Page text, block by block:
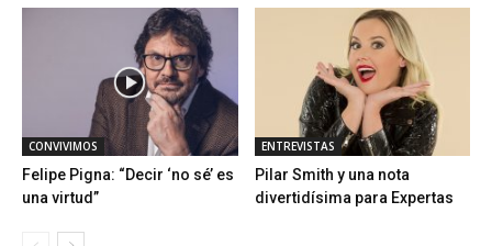
CONVIVIMOS
Felipe Pigna: “Decir ‘no sé’ es
una virtud”
ENTREVISTAS
Pilar Smith y una nota
divertidísima para Expertas